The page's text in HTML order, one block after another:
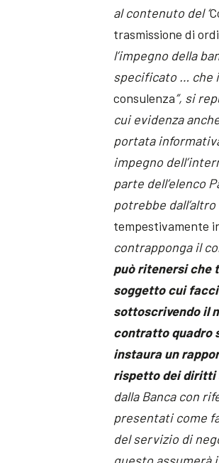
al contenuto del ‘
trasmissione di
l’impegno della
specificato … che
consulenza”, si
cui evidenza
portata
impegno
parte dell’elenco
potrebbe
tempestivamente
contrapponga il
può ritenersi che
soggetto cui
sottoscrivendo il
contratto quadro
instaura un
rispetto dei diritti
dalla Banca con
presentati come
del servizio di